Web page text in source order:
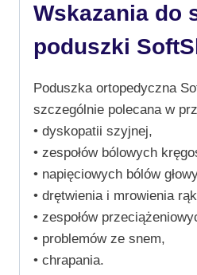
Wskazania do
poduszki
Poduszka ortopedyczna
szczególnie polecana w
• dyskopatii szyjnej,
• zespołów bólowych
• napięciowych bólów
• drętwienia i mrowienia
• zespołów
• problemów ze snem,
• chrapania.